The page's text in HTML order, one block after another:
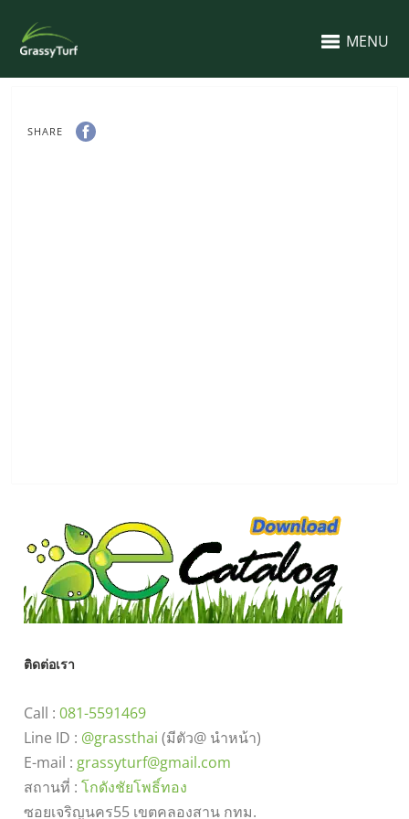
MENU
SHARE
ติดต่อเรา
Call :081-5591469
Line ID : @grassthai (มีตัว@ นำหน้า)
E-mail : grassyturf@gmail.com
สถานที่ :โกดังชัยโพธิ์ทอง
ซอยเจริญนคร55 เขตคลองสาน กทม.